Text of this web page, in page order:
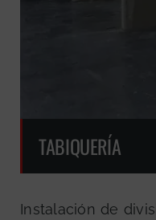
TABIQUERÍA
Instalación de